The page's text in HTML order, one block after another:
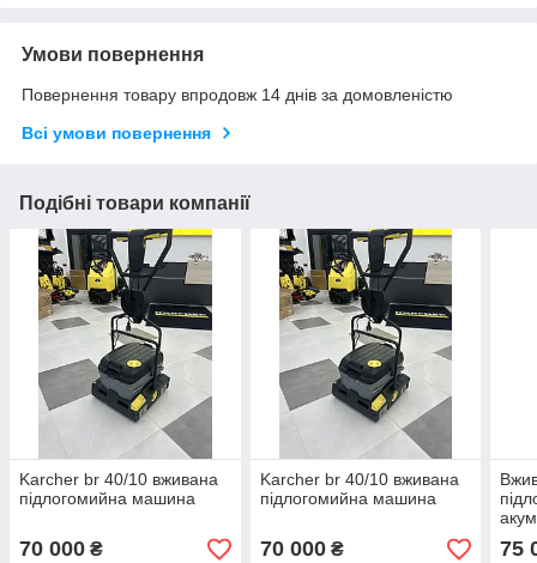
Умови повернення
Повернення товару впродовж 14 днів за домовленістю
Всі умови повернення
Подібні товари компанії
Karcher br 40/10 вживана
підлогомийна машина
70 000 ₴
Karcher br 40/10 вживана
підлогомийна машина
70 000₴ 75